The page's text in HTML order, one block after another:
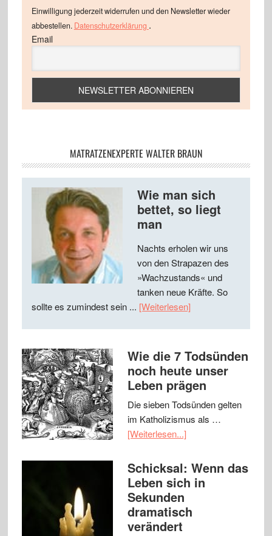
Einwilligung jederzeit widerrufen und den Newsletter wieder
abbestellen. Datenschutzerklärung .
Email
MATRATZENEXPERTE WALTER BRAUN
Wie man sich
bettet, so liegt
man
Nachts erholen wir uns
von den Strapazen des
»Wachzustands« und
tanken neue Kräfte. So
sollte es zumindest sein ... [Weiterlesen]
Wie die 7 Todsünden
noch heute unser
Leben prägen
Die sieben Todsünden gelten
im Katholizismus als …
[Weiterlesen...]
Schicksal: Wenn das
Leben sich in
Sekunden
dramatisch
verändert